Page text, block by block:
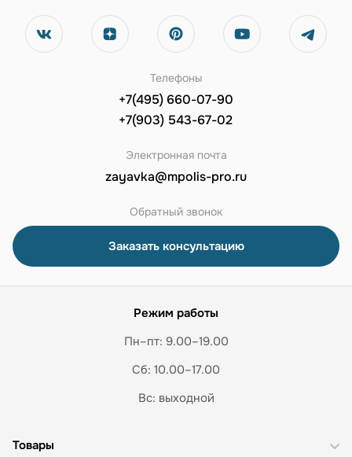
Телефоны
+7(495) 660-07-90
+7(903) 543-67-02
Электронная почта
zayavka@mpolis-pro.ru
Обратный звонок
Заказать консультацию
Режим работы
Пн–пт: 9.00–19.00
Сб: 10.00–17.00
Вс: выходной
Товары